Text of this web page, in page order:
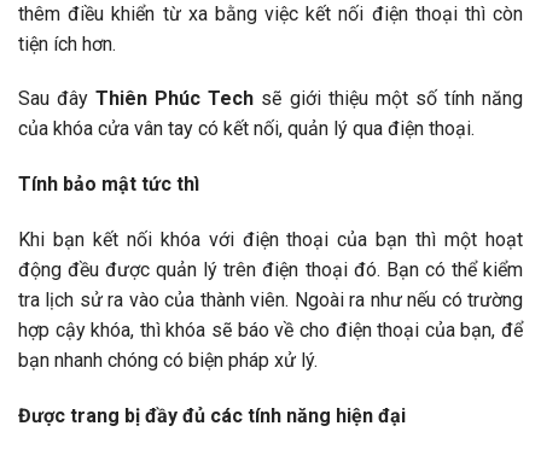
thêm điều khiển từ xa bằng việc kết nối điện thoại thì còn
tiện ích hơn.
Sau đâyThiên Phúc Tech sẽ giới thiệu một số tính năng
của khóa cửa vân tay có kết nối, quản lý qua điện thoại.
Tính bảo mật tức thì
Khi bạn kết nối khóa với điện thoại của bạn thì một hoạt
động đều được quản lý trên điện thoại đó. Bạn có thể kiểm
tra lịch sử ra vào của thành viên. Ngoài ra như nếu có trường
hợp cậy khóa, thì khóa sẽ báo về cho điện thoại của bạn, để
bạn nhanh chóng có biện pháp xử lý.
Được trang bị đầy đủ các tính năng hiện đại